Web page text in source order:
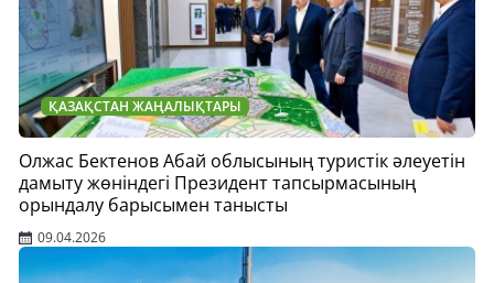
ҚАЗАҚСТАН ЖАҢАЛЫҚТАРЫ
Олжас Бектенов Абай облысының туристік әлеуетін
дамыту жөніндегі Президент тапсырмасының
орындалу барысымен танысты
09.04.2026